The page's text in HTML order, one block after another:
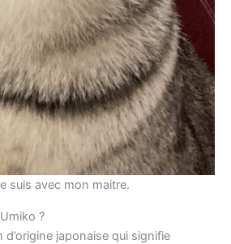
suis avec mon maitre.
?
japonaise qui signifie